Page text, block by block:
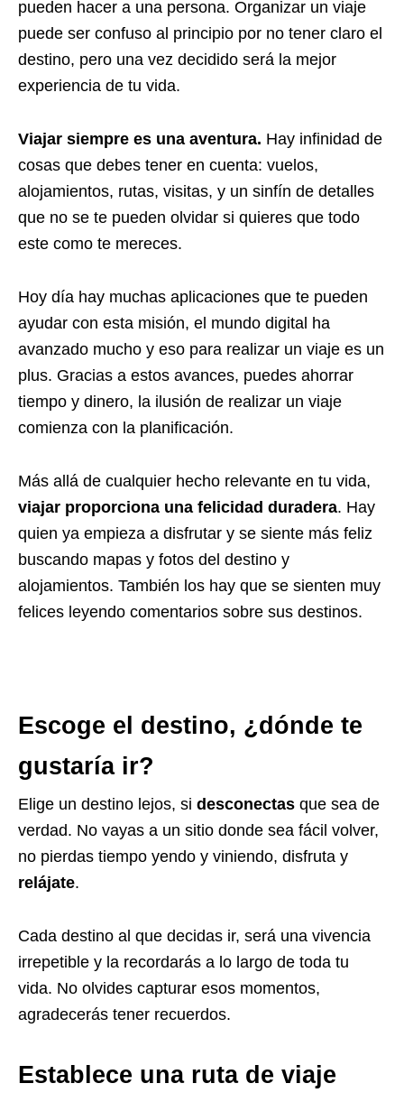
pueden hacer a una persona. Organizar un viaje
puede ser confuso al principio por no tener claro el
destino, pero una vez decidido será la mejor
experiencia de tu vida.
Viajar siempre es una aventura. Hay infinidad de
cosas que debes tener en cuenta: vuelos,
alojamientos, rutas, visitas, y un sinfín de detalles
que no se te pueden olvidar si quieres que todo
este como te mereces.
Hoy día hay muchas aplicaciones que te pueden
ayudar con esta misión, el mundo digital ha
avanzado mucho y eso para realizar un viaje es un
plus. Gracias a estos avances, puedes ahorrar
tiempo y dinero, la ilusión de realizar un viaje
comienza con la planificación.
Más allá de cualquier hecho relevante en tu vida,
viajar proporciona una felicidad duradera. Hay
quien ya empieza a disfrutar y se siente más feliz
buscando mapas y fotos del destino y
alojamientos. También los hay que se sienten muy
felices leyendo comentarios sobre sus destinos.
Escoge el destino, ¿dónde te
gustaría ir?
Elige un destino lejos, si desconectas que sea de
verdad. No vayas a un sitio donde sea fácil volver,
no pierdas tiempo yendo y viniendo, disfruta y
relájate.
Cada destino al que decidas ir, será una vivencia
irrepetible y la recordarás a lo largo de toda tu
vida. No olvides capturar esos momentos,
agradecerás tener recuerdos.
Establece una ruta de viaje